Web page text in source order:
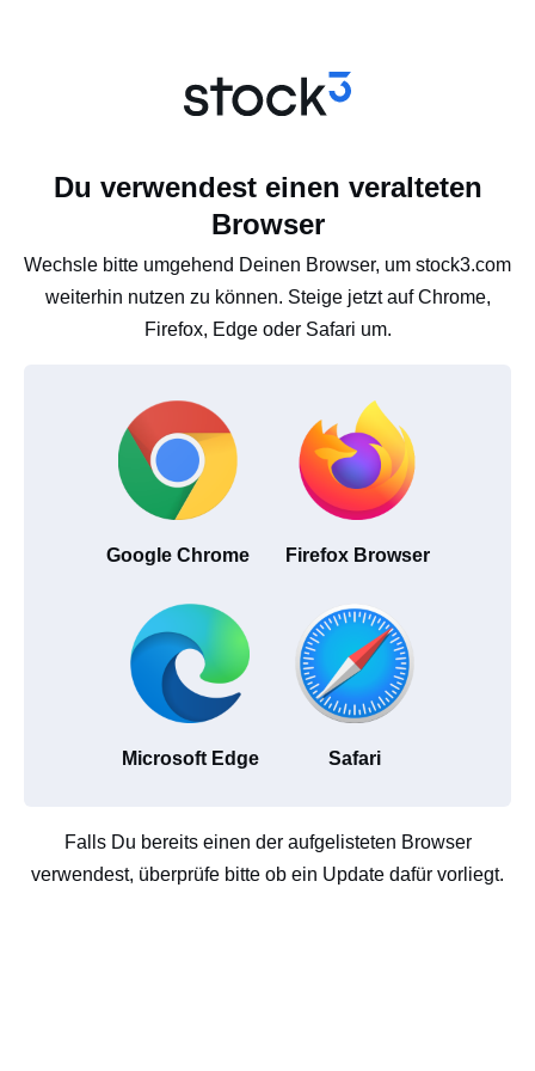
Du verwendest einen veralteten
Browser
Wechsle bitte umgehend Deinen Browser, um stock3.com
weiterhin nutzen zu können. Steige jetzt auf Chrome,
Firefox, Edge oder Safari um.
Google Chrome Firefox Browser
Microsoft Edge Safari
Falls Du bereits einen der aufgelisteten Browser
verwendest, überprüfe bitte ob ein Update dafür vorliegt.